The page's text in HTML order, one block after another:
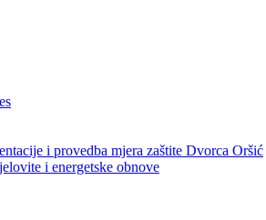
i provedba mjera zaštite Dvorca Oršić
i energetske obnove